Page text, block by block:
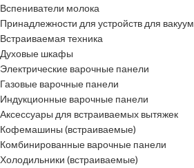
Вспениватели молока
Принадлежности для устройств для
Встраиваемая техника
Духовые шкафы
Электрические варочные панели
Газовые варочные панели
Индукционные варочные панели
Аксессуары для встраиваемых вытяжек
Кофемашины (встраиваемые)
Комбинированные варочные панели
Холодильники (встраиваемые)